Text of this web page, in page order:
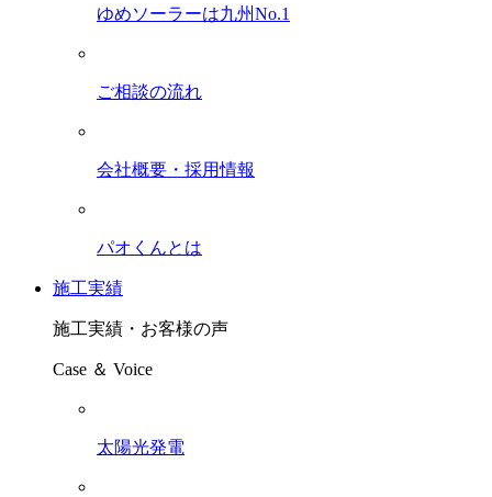
ゆめソーラーは九州No.1
ご相談の流れ
会社概要・採用情報
パオくんとは
施工実績
施工実績・お客様の声
Case ＆ Voice
太陽光発電